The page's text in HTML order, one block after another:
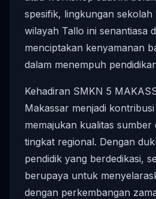
spesifik, lingkungan sekolah
wilayah Tallo ini senantiasa
menciptakan kenyamanan
dalam menempuh
Kehadiran SMKN 5
Makassar menjadi
memajukan kualitas sumber
tingkat regional. Dengan
pendidik yang berdedikasi,
berupaya untuk
dengan perkembangan